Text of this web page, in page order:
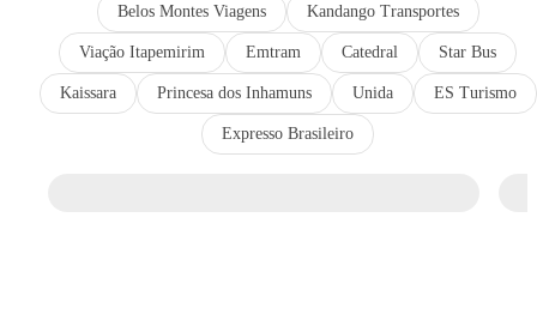
Belos Montes Viagens Kandango Transportes
Viação Itapemirim Emtram Catedral Star Bus
Kaissara Princesa dos Inhamuns Unida ES Turismo
Expresso Brasileiro